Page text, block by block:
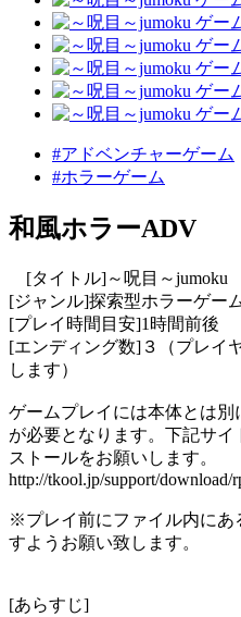
#アドベンチャーゲーム
#ホラーゲーム
和風ホラーADV
[タイトル]～呪目～jumoku
[ジャンル]探索型ホラーゲー
[プレイ時間目安]1時間前後
[エンディング数]３（プレイ
します）
ゲームプレイには本体とは別
が必要となります。下記サ
ストールをお願いします。
http://tkool.jp/support/download/
※プレイ前にファイル内にあ
すようお願い致します。
[あらすじ]